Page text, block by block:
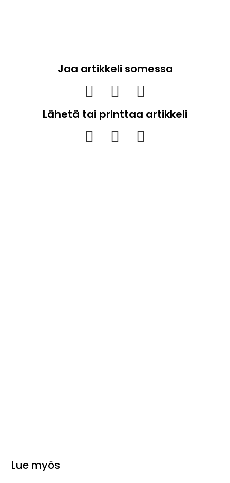
Jaa artikkeli somessa
Lähetä tai printtaa artikkeli
Lue myös